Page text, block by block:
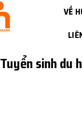
VỀ
Tuyển sinh du